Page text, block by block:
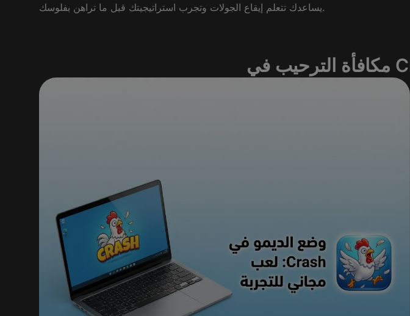
يساعدك تتعلم إيقاع الجولات وتجرب استراتيجيتك قبل ما تراهن بفلوسك.